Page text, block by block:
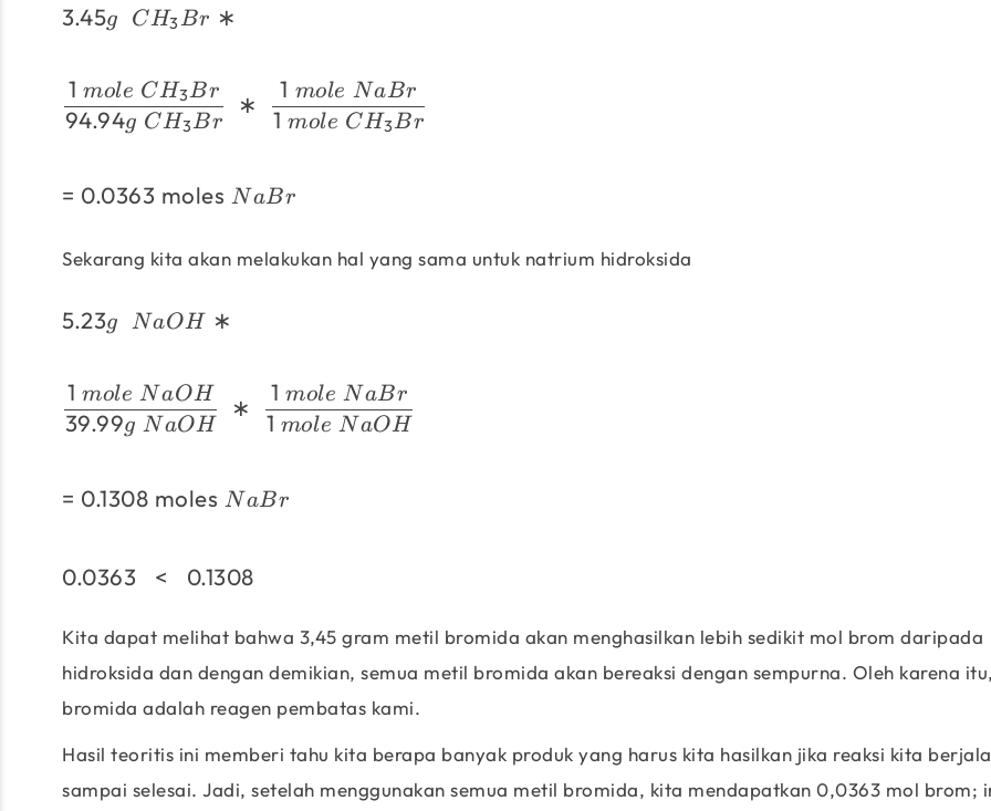
3.45g C H3 Br ∗
94.94g CH3Br
1 mole CH3Br ∗
1 mole CH3Br
1 mole NaBr
= 0.0363 moles NaBr
Sekarang kita akan melakukan hal yang sama untuk natrium hidroksida
5.23g NaOH ∗
39.99g N aOH
1 mole N aOH ∗
1 mole N aOH
1 mole N aBr
= 0.1308 moles N aBr
0.0363 < 0.1308
Kita dapat melihat bahwa 3,45 gram metil bromida akan menghasilkan lebih sedikit mol brom daripada
hidroksida dan dengan demikian, semua metil bromida akan bereaksi dengan sempurna. Oleh karena
bromida adalah reagen pembatas kami.
Hasil teoritis ini memberi tahu kita berapa banyak produk yang harus kita hasilkan jika reaksi kita
sampai selesai. Jadi, setelah menggunakan semua metil bromida, kita mendapatkan 0,0363 mol brom;